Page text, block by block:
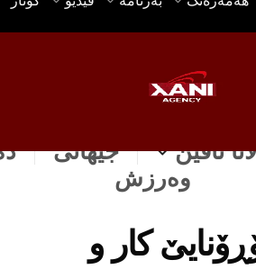
ناڤین جیهانی
وه‌رزش
كار و